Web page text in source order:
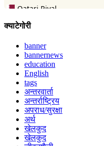
क्याटेगोरी
banner
bannernews
education
English
tags
अन्तरवार्ता
अन्तर्राष्ट्रिय
अपराध/सुरक्षा
अर्थ
खेलकुद
खेलकुद